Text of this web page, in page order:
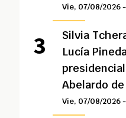
Vie, 07/08/2026
Silvia
Lucía
Abelardo
Vie, 07/08/2026